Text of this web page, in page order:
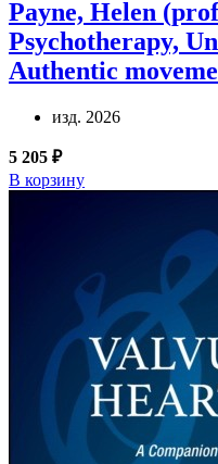
Payne, Helen
Psychotherapy,
Authentic
изд. 2026
5 205 ₽
В корзину